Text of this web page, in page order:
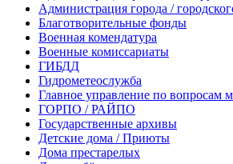
Администрация города /
Благотворительные фонды
Военная комендатура
Военные комиссариаты
ГИБДД
Гидрометеослужба
Главное управление по
ГОРПО / РАЙПО
Государственные архивы
Детские дома / Приюты
Дома престарелых